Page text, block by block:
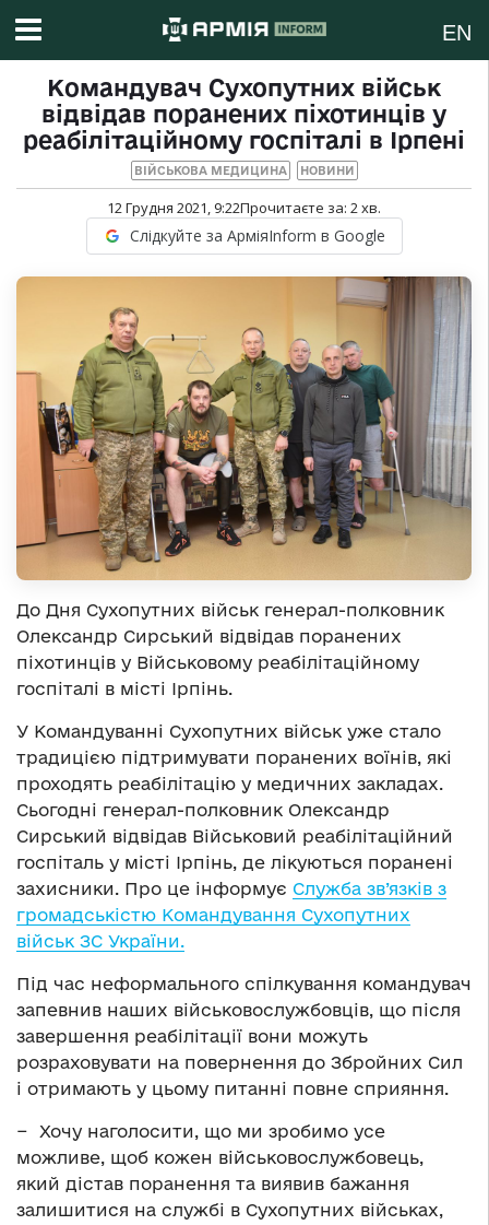
EN
Командувач Сухопутних військ
відвідав поранених піхотинців у
реабілітаційному госпіталі в Ірпені
ВІЙСЬКОВА МЕДИЦИНА НОВИНИ
12 Грудня 2021, 9:22Прочитаєте за: 2хв.
Слідкуйте за АрміяInform в Google
До Дня Сухопутних військ генерал-полковник
Олександр Сирський відвідав поранених
піхотинців у Військовому реабілітаційному
госпіталі в місті Ірпінь.
У Командуванні Сухопутних військ уже стало
традицією підтримувати поранених воїнів, які
проходять реабілітацію у медичних закладах.
Сьогодні генерал-полковник Олександр
Сирський відвідав Військовий реабілітаційний
госпіталь у місті Ірпінь, де лікуються поранені
захисники. Про це інформує Служба зв’язків з
громадськістю Командування Сухопутних
військ ЗС України.
Під час неформального спілкування командувач
запевнив наших військовослужбовців, що після
завершення реабілітації вони можуть
розраховувати на повернення до Збройних Сил
і отримають у цьому питанні повне сприяння.
− Хочу наголосити, що ми зробимо усе
можливе, щоб кожен військовослужбовець,
який дістав поранення та виявив бажання
залишитися на службі в Сухопутних військах,